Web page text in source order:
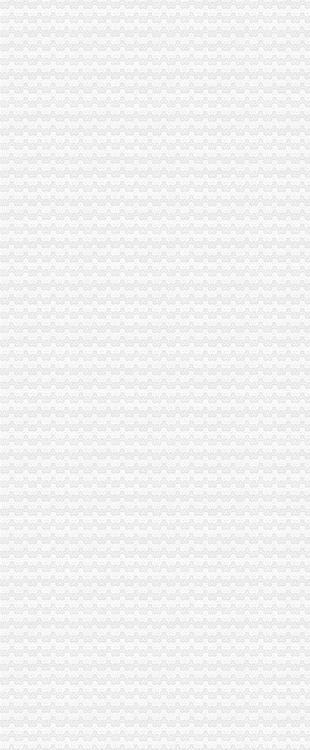
国家税务总局2015年持续加“规范税务”建设_部门新闻_新闻_中国
重庆沙坪坝门户网
【重庆财务/审计/税务招聘_新重庆财务/审计/税务招聘信息】-前程无忧
重庆市国家税务局关于纳税人2015年度关联申报等事项的提示-中国会
重庆代理记账、工商注册代理、重庆微型企业、商标注册、税务评估
【重庆亿源财税融资咨询代办营业执照营业哪家比较好】价格,厂家,
于老师,03月24日重庆税务筹划培训-中华品牌管理网
重庆市江津区地税局着力造办税服务“轻体验”-新华网
重庆地区代理工商注册、变更、代理记账、税务咨询可提供地
重庆地税：积推行“互联网+税务”提升服务质效-长江经济网
重庆市地方税务局、重庆市国土资源和房屋管理局<BR>关于暂停办理
重庆商裕工商咨询有限公司|工商咨询|代帐咨询|做账报税|税务代办|代
：：重庆市潼南区公众信息网：：-国税局
会计代理记帐、财税咨询、税务代理-重庆便民网
【江门注销税务注销公司企业停止运营不注销后果严重】-鹤山沙坪易
重庆江北区工商代办重庆沙坪坝区工商代办【渝盾】_其他加盟-中国
重庆国税关于金税三期工程上线办理有关涉税事项的公告_地方规-
重庆高档住宅土地增值税预征率上调至2%_东方财富网
重庆财税_专业的财务、税收实务网站-亿企赢财税资讯
重庆市国家税务局、重庆市地方税务局、重庆市工商管理局转发国
有重庆的朋友吗？你在天津过的还好吗？（转载）_天津_天涯论坛_天
重庆注册税务招聘_重庆注册税务招聘信息_智联重庆招聘网_找工作求
《重庆市国税小规模申报》_优秀范文十篇
重庆招聘税务专员_重庆弘昇管道有限公司招聘-汇博网
重庆税务登记证挂失电话-沙坪坝沙坪坝广告媒-重庆58同城
【税收管理】重庆市地方税务局关于印发《“三证合一、一照一码”
重庆地税的微博
重庆税务策划招聘_重庆税务策划招聘信息_智联重庆招聘网_找工作求
重庆沙坪坝门户网
重庆国税网上申报系统：
重庆营业执照代办【工商代办免费咨询】重庆益尚利财务管理有限公司
重庆财税公司-重庆亿源公司_重庆亿源_重庆市亿源财税咨询公司_重庆
代理记账|税务代理与咨询-重庆君立企业管理咨询有限公司
重庆高档住宅土地增值税预征率上调至2%_网易北京房产频道
重庆代理各项纳税申报-商务服务-久久信息网
【代理记帐、办理工商税务相关事宜等】厂家,价格,图片_重庆正青
重庆代理记账如何办理税务登记变更_搜狐其它_搜狐网
国务制办公室地方规章重庆市税收征管保障办
重庆财务会计-税务招聘-新百胜餐饮（武汉）有限公司招聘信息_重庆
以增经济发展动力为遵循重庆市国税局扎实推进税收改革-新华网
重庆高档住宅土地增值税预征率上调至2%_国内新闻_烟台房产网_买
重庆市税收征管保障办-重庆农业农村信息网
重庆市旭鑫工商税务咨询有限公司-百姓网
重庆亿源财税
“营改增”政策深度解析与操作实务专题李老师,04月16日重庆税
立信税务师事务所有限公司重庆分公司
重庆发票新规定,税务金四期上线！-企业税收优惠政策-重庆市黔江